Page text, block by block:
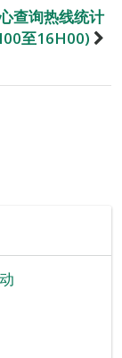
查询热线统计
至16H00)